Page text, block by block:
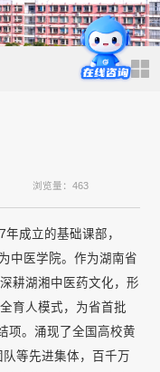
浏览量： 463
成立的基础课部，
中医学院。作为湖南省
耕湖湘中医药文化，形
育人模式，为省首批
项。涌现了全国高校黄
等先进集体，百千万